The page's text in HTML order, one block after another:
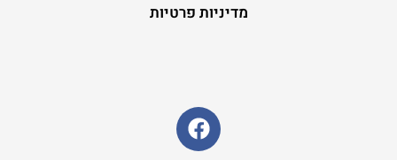
מדיניות פרטיות